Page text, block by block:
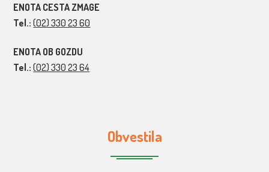
ENOTA CESTA ZMAGE
Tel.: (02) 330 23 60
ENOTA OB GOZDU
Tel.: (02) 330 23 64
Obvestila